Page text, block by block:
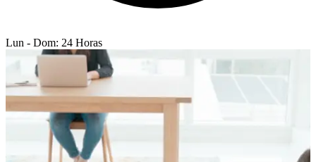
Lun - Dom: 24 Horas